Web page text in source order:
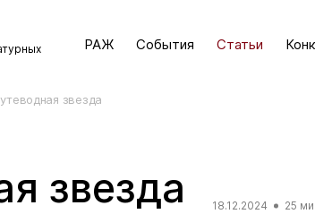
РАЖ События Статьи
звезда
звезда 18.12.2024 25